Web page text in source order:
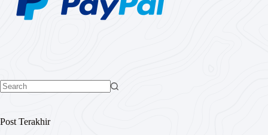
Post Terakhir